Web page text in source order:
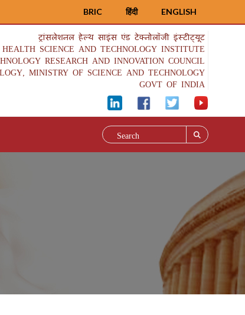
ENGLISH
हिंदी
BRIC
ट्रांसलेशनल हेल्थ साइंस एंड टेक्नोलॉजी इंस्टीट्यूट
SCIENCE AND TECHNOLOGY INSTITUTE
RESEARCH AND INNOVATION COUNCIL
MINISTRY OF SCIENCE AND TECHNOLOGY
GOVT OF INDIA